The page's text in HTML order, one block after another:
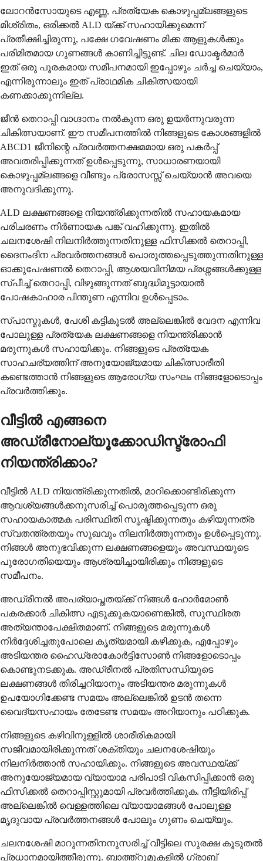
ലോറൻസോയുടെ എണ്ണ, പ്രത്യേക കൊഴുപ്പമ്ലങ്ങളുടെ
മിശ്രിതം, ഒരിക്കൽ ALD യ്ക്ക് സഹായിക്കുമെന്ന്
പ്രതീക്ഷിച്ചിരുന്നു, പക്ഷേ ഗവേഷണം മിക്ക ആളുകൾക്കും
പരിമിതമായ ഗുണങ്ങൾ കാണിച്ചിട്ടുണ്ട്. ചില ഡോക്ടർമാർ
ഇത് ഒരു പൂരകമായ സമീപനമായി ഇപ്പോഴും ചർച്ച ചെയ്യാം,
എന്നിരുന്നാലും ഇത് പ്രാഥമിക ചികിത്സയായി
കണക്കാക്കുന്നില്ല.
ജീൻ തെറാപ്പി വാഗ്ദാനം നൽകുന്ന ഒരു ഉയർന്നുവരുന്ന
ചികിത്സയാണ്. ഈ സമീപനത്തിൽ നിങ്ങളുടെ കോശങ്ങളിൽ
ABCD1 ജീനിന്റെ പ്രവർത്തനക്ഷമമായ ഒരു പകർപ്പ്
അവതരിപ്പിക്കുന്നത് ഉൾപ്പെടുന്നു, സാധാരണയായി
കൊഴുപ്പമ്ലങ്ങളെ വീണ്ടും പ്രോസസ്സ് ചെയ്യാൻ അവയെ
അനുവദിക്കുന്നു.
ALD ലക്ഷണങ്ങളെ നിയന്ത്രിക്കുന്നതിൽ സഹായകമായ
പരിചരണം നിർണായക പങ്ക് വഹിക്കുന്നു. ഇതിൽ
ചലനശേഷി നിലനിർത്തുന്നതിനുള്ള ഫിസിക്കൽ തെറാപ്പി,
ദൈനംദിന പ്രവർത്തനങ്ങൾ പൊരുത്തപ്പെടുത്തുന്നതിനുള്ള
ഓക്കുപേഷണൽ തെറാപ്പി, ആശയവിനിമയ പ്രശ്നങ്ങൾക്കുള്ള
സ്പീച്ച് തെറാപ്പി, വിഴുങ്ങുന്നത് ബുദ്ധിമുട്ടായാൽ
പോഷകാഹാര പിന്തുണ എന്നിവ ഉൾപ്പെടാം.
സ്പാസ്മുകള്‍, പേശി കട്ടികൂടല്‍ അല്ലെങ്കില്‍ വേദന എന്നിവ
പോലുള്ള പ്രത്യേക ലക്ഷണങ്ങളെ നിയന്ത്രിക്കാന്‍
മരുന്നുകള്‍ സഹായിക്കും. നിങ്ങളുടെ പ്രത്യേക
സാഹചര്യത്തിന് അനുയോജ്യമായ ചികിത്സാരീതി
കണ്ടെത്താന്‍ നിങ്ങളുടെ ആരോഗ്യ സംഘം നിങ്ങളോടൊപ്പം
പ്രവര്‍ത്തിക്കും.
വീട്ടില്‍ എങ്ങനെ
അഡ്രീനോല്യൂക്കോഡിസ്ട്രോഫി
നിയന്ത്രിക്കാം?
വീട്ടില്‍ ALD നിയന്ത്രിക്കുന്നതില്‍, മാറിക്കൊണ്ടിരിക്കുന്ന
ആവശ്യങ്ങള്‍ക്കനുസരിച്ച് പൊരുത്തപ്പെടുന്ന ഒരു
സഹായകാത്മക പരിസ്ഥിതി സൃഷ്ടിക്കുന്നതും കഴിയുന്നത്ര
സ്വതന്ത്രതയും സുഖവും നിലനിര്‍ത്തുന്നതും ഉള്‍പ്പെടുന്നു.
നിങ്ങള്‍ അനുഭവിക്കുന്ന ലക്ഷണങ്ങളെയും അവസ്ഥയുടെ
പുരോഗതിയെയും ആശ്രയിച്ചായിരിക്കും നിങ്ങളുടെ
സമീപനം.
അഡ്രീനല്‍ അപര്യാപ്തതയ്ക്ക് നിങ്ങള്‍ ഹോര്‍മോണ്‍
പകരക്കാര്‍ ചികിത്സ എടുക്കുകയാണെങ്കില്‍, സുസ്ഥിരത
അത്യന്താപേക്ഷിതമാണ്. നിങ്ങളുടെ മരുന്നുകള്‍
നിര്‍ദ്ദേശിച്ചതുപോലെ കൃത്യമായി കഴിക്കുക, എപ്പോഴും
അടിയന്തര ഹൈഡ്രോകോര്‍ട്ടിസോണ്‍ നിങ്ങളോടൊപ്പം
കൊണ്ടുനടക്കുക. അഡ്രീനല്‍ പ്രതിസന്ധിയുടെ
ലക്ഷണങ്ങള്‍ തിരിച്ചറിയാനും അടിയന്തര മരുന്നുകള്‍
ഉപയോഗിക്കേണ്ട സമയം അല്ലെങ്കില്‍ ഉടന്‍ തന്നെ
വൈദ്യസഹായം തേടേണ്ട സമയം അറിയാനും പഠിക്കുക.
നിങ്ങളുടെ കഴിവിനുള്ളില്‍ ശാരീരികമായി
സജീവമായിരിക്കുന്നത് ശക്തിയും ചലനശേഷിയും
നിലനിര്‍ത്താന്‍ സഹായിക്കും. നിങ്ങളുടെ അവസ്ഥയ്ക്ക്
അനുയോജ്യമായ വ്യായാമ പരിപാടി വികസിപ്പിക്കാന്‍ ഒരു
ഫിസിക്കല്‍ തെറാപ്പിസ്റ്റുമായി പ്രവര്‍ത്തിക്കുക. നീട്ടിയിരിപ്പ്
അല്ലെങ്കില്‍ വെള്ളത്തിലെ വ്യായാമങ്ങള്‍ പോലുള്ള
മൃദുവായ പ്രവര്‍ത്തനങ്ങള്‍ പോലും ഗുണം ചെയ്യും.
ചലനശേഷി മാറുന്നതിനനുസരിച്ച് വീട്ടിലെ സുരക്ഷ കൂടുതല്‍
പ്രധാനമായിത്തീരുന്നു. ബാത്ത്‌റൂമുകളില്‍ ഗ്രാബ്